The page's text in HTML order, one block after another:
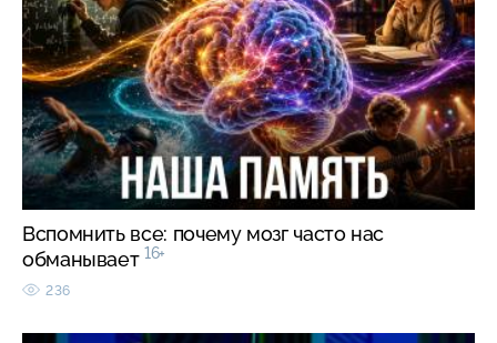
Вспомнить все: почему мозг часто нас
обманывает 16+
236